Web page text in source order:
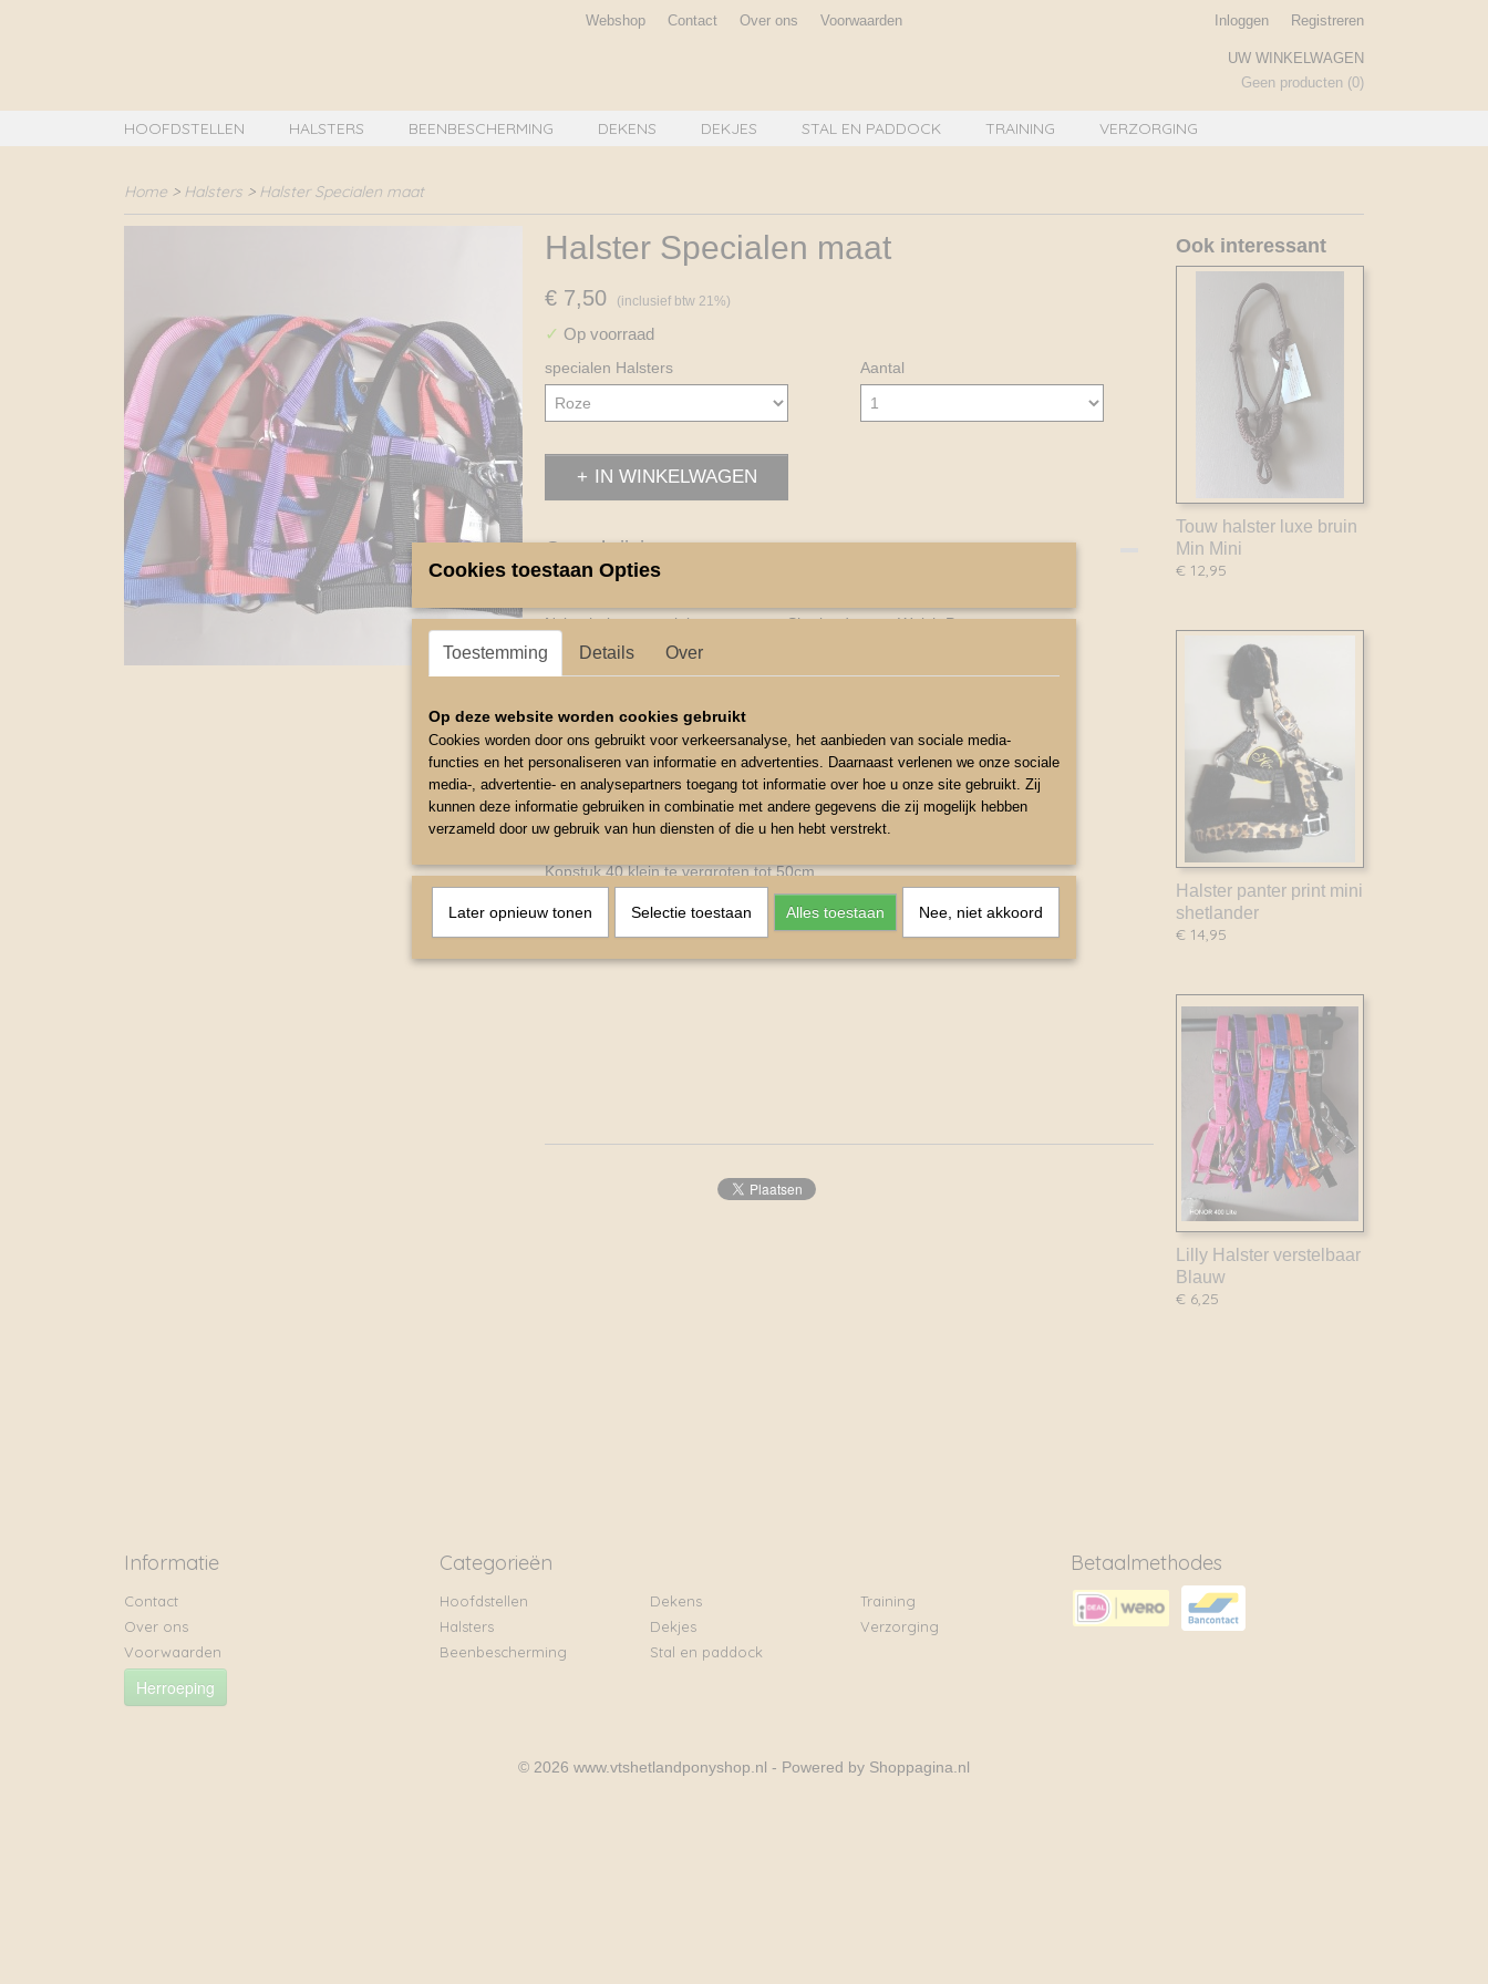
Webshop Contact Over ons Voorwaarden Inloggen Registreren
UW WINKELWAGEN
Geen producten (0)
HOOFDSTELLEN HALSTERS BEENBESCHERMING DEKENS DEKJES STAL EN PADDOCK TRAINING VERZORGING
Home > Halsters > Halster Specialen maat
Halster Specialen maat
€ 7,50 (inclusief btw 21%)
✓ Op voorraad
specialen Halsters Aantal
IN WINKELWAGEN
Omschrijving
Nylon halster specialen maat voor Shetlanders en Welsh Ponys
Kleuren Roze
Paars
Zwart
Neusomvang rond 56cm
Kopstuk 40 klein te vergroten tot 50cm
Bakstuk 13 cm
Keel 34cm
Ook interessant
Touw halster luxe bruin
Min Mini
€ 12,95
Halster panter print mini
shetlander
€ 14,95
Lilly Halster verstelbaar
Blauw
€ 6,25
Informatie
Contact
Over ons
Voorwaarden
Herroeping
Categorieën
Hoofdstellen
Halsters
Beenbescherming
Dekens
Dekjes
Stal en paddock
Training
Verzorging
Betaalmethodes
© 2026 www.vtshetlandponyshop.nl - Powered by Shoppagina.nl
Cookies toestaan Opties
Toestemming Details Over
Op deze website worden cookies gebruikt
Cookies worden door ons gebruikt voor verkeersanalyse, het aanbieden van sociale media-
functies en het personaliseren van informatie en advertenties. Daarnaast verlenen we onze sociale
media-, advertentie- en analysepartners toegang tot informatie over hoe u onze site gebruikt. Zij
kunnen deze informatie gebruiken in combinatie met andere gegevens die zij mogelijk hebben
verzameld door uw gebruik van hun diensten of die u hen hebt verstrekt.
Later opnieuw tonen Selectie toestaan Alles toestaan Nee, niet akkoord